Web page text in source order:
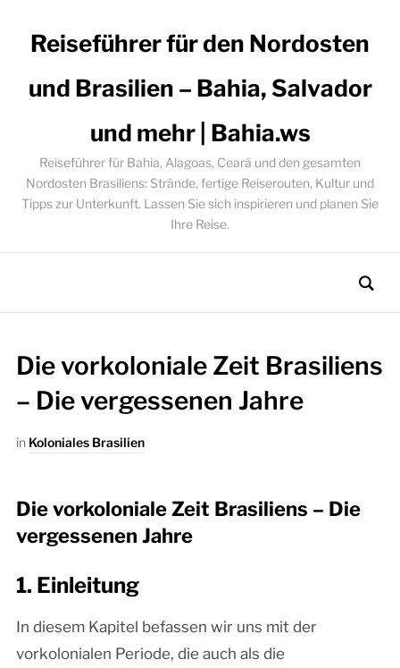
Reiseführer für den Nordosten
und Brasilien – Bahia, Salvador
und mehr | Bahia.ws
Reiseführer für Bahia, Alagoas, Ceará und den gesamten
Nordosten Brasiliens: Strände, fertige Reiserouten, Kultur und
Tipps zur Unterkunft. Lassen Sie sich inspirieren und planen Sie
Ihre Reise.
Die vorkoloniale Zeit Brasiliens
– Die vergessenen Jahre
in Koloniales Brasilien
Die vorkoloniale Zeit Brasiliens – Die
vergessenen Jahre
1. Einleitung
In diesem Kapitel befassen wir uns mit der
vorkolonialen Periode, die auch als die